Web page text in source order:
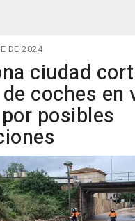
DE 2024
ciudad
coches en
posibles